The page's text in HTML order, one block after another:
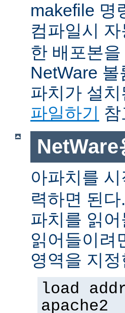
makefile 명
컴파일시 자
한 배포본
NetWare
파치가 설치
파일하기
참
NetWare
아파치를
력하면 된
파치를 읽
읽어들이려
영역을 지정
load
apache2